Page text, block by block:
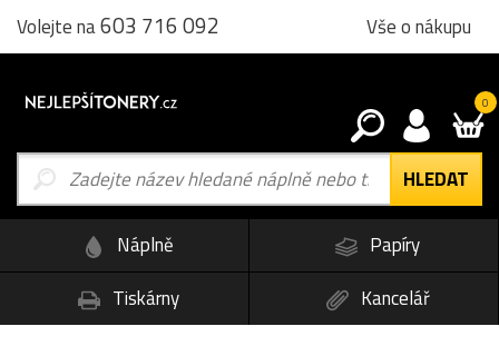
Volejte na603 716 092 Vše o nákupu
0
Náplně
Papíry
Tiskárny
Kancelář